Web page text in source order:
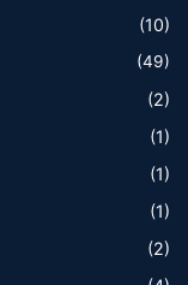
(10)
(49)
(2)
(1)
(1)
(1)
(2)